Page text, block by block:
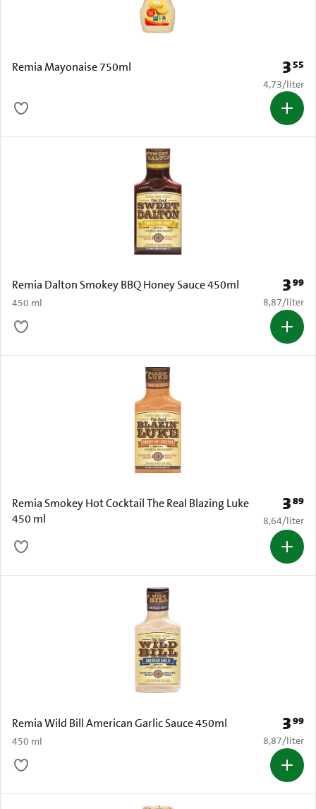
Remia Mayonaise 750ml Prijs:
3 55
€ 4,73 per
4,73/liter
Remia Dalton Smokey BBQ Honey Sauce 450ml
450 ml
Prijs:
399
€ 8,87 per
8,87/liter
Remia Smokey Hot Cocktail The Real Blazing Luke
450 ml
Prijs:
389
€ 8,64 per
8,64/liter
Remia Wild Bill American Garlic Sauce 450ml
450 ml
Prijs:
399
€ 8,87 per
8,87/liter